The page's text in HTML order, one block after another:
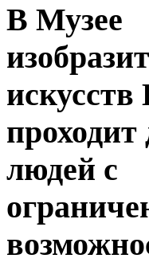
В Музее
проходит
людей с